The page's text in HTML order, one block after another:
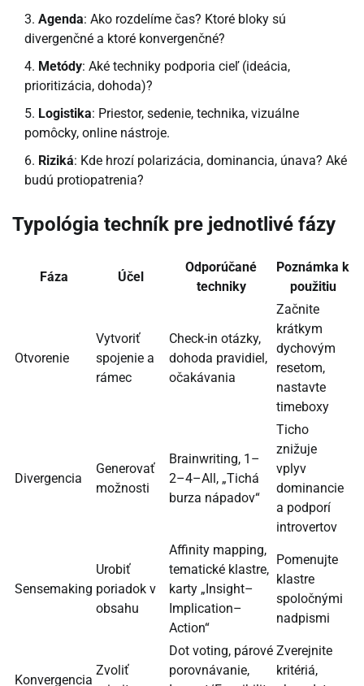
Agenda: Ako rozdelíme čas? Ktoré bloky sú
divergenčné a ktoré konvergenčné?
Metódy: Aké techniky podporia cieľ (ideácia,
prioritizácia, dohoda)?
Logistika: Priestor, sedenie, technika, vizuálne
pomôcky, online nástroje.
Riziká: Kde hrozí polarizácia, dominancia, únava? Aké
budú protiopatrenia?
Typológia techník pre jednotlivé fázy
Fáza Účel
Odporúčané
techniky
Poznámka k
použitiu
Otvorenie
Vytvoriť
spojenie a
rámec
Check-in otázky,
dohoda pravidiel,
očakávania
Začnite
krátkym
dychovým
resetom,
nastavte
timeboxy
Divergencia
Generovať
možnosti
Brainwriting, 1–
2–4–All, „Tichá
burza nápadov“
Ticho
znižuje
vplyv
dominancie
a podporí
introvertov
Sensemaking
Urobiť
poriadok v
obsahu
Affinity mapping,
tematické klastre,
karty „Insight–
Implication–
Action“
Pomenujte
klastre
spoločnými
nadpismi
Konvergencia
Zvoliť
Dot voting, párové
porovnávanie,
Zverejnite
kritériá,